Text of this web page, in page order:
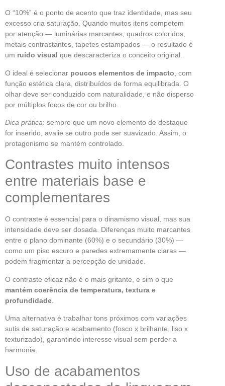
O “10%” é o ponto de acento que traz identidade, mas seu
excesso cria saturação. Quando muitos itens competem
por atenção — luminárias marcantes, quadros coloridos,
metais contrastantes, tapetes estampados — o resultado é
um ruído visual que descaracteriza o conceito original.
O ideal é selecionar poucos elementos de impacto , com
função estética clara, distribuídos de forma equilibrada. O
olhar deve ser conduzido com naturalidade, e não disperso
por múltiplos focos de cor ou brilho.
Dica prática: sempre que um novo elemento de destaque
for inserido, avalie se outro pode ser suavizado. Assim, o
protagonismo se mantém controlado.
Contrastes muito intensos
entre materiais base e
complementares
O contraste é essencial para o dinamismo visual, mas sua
intensidade deve ser dosada. Diferenças muito marcantes
entre o plano dominante (60%) e o secundário (30%) —
como um piso escuro e paredes extremamente claras —
podem fragmentar a percepção de unidade.
O contraste eficaz não é o mais gritante, e sim o que
mantém coerência de temperatura, textura e
profundidade
Uma alternativa é trabalhar tons próximos com variações
sutis de saturação e acabamento (fosco x brilhante, liso x
texturizado), garantindo interesse visual sem perder a
harmonia.
Uso de acabamentos